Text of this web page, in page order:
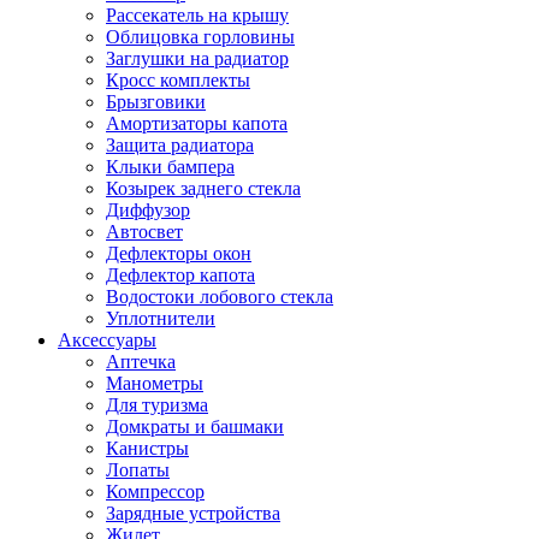
Рассекатель на крышу
Облицовка горловины
Заглушки на радиатор
Кросс комплекты
Брызговики
Амортизаторы капота
Защита радиатора
Клыки бампера
Козырек заднего стекла
Диффузор
Автосвет
Дефлекторы окон
Дефлектор капота
Водостоки лобового стекла
Уплотнители
Аксессуары
Аптечка
Манометры
Для туризма
Домкраты и башмаки
Канистры
Лопаты
Компрессор
Зарядные устройства
Жилет